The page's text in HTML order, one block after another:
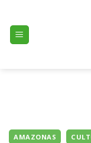
content
AMAZONAS